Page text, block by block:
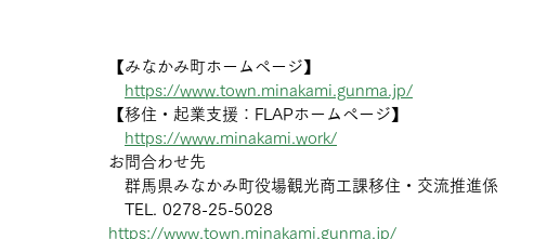
【みなかみ町ホームページ】
https://www.town.minakami.gunma.jp/
【移住・起業支援：FLAPホームページ】
https://www.minakami.work/
お問合わせ先
群馬県みなかみ町役場観光商工課移住・交流推進係
TEL. 0278-25-5028
https://www.town.minakami.gunma.jp/